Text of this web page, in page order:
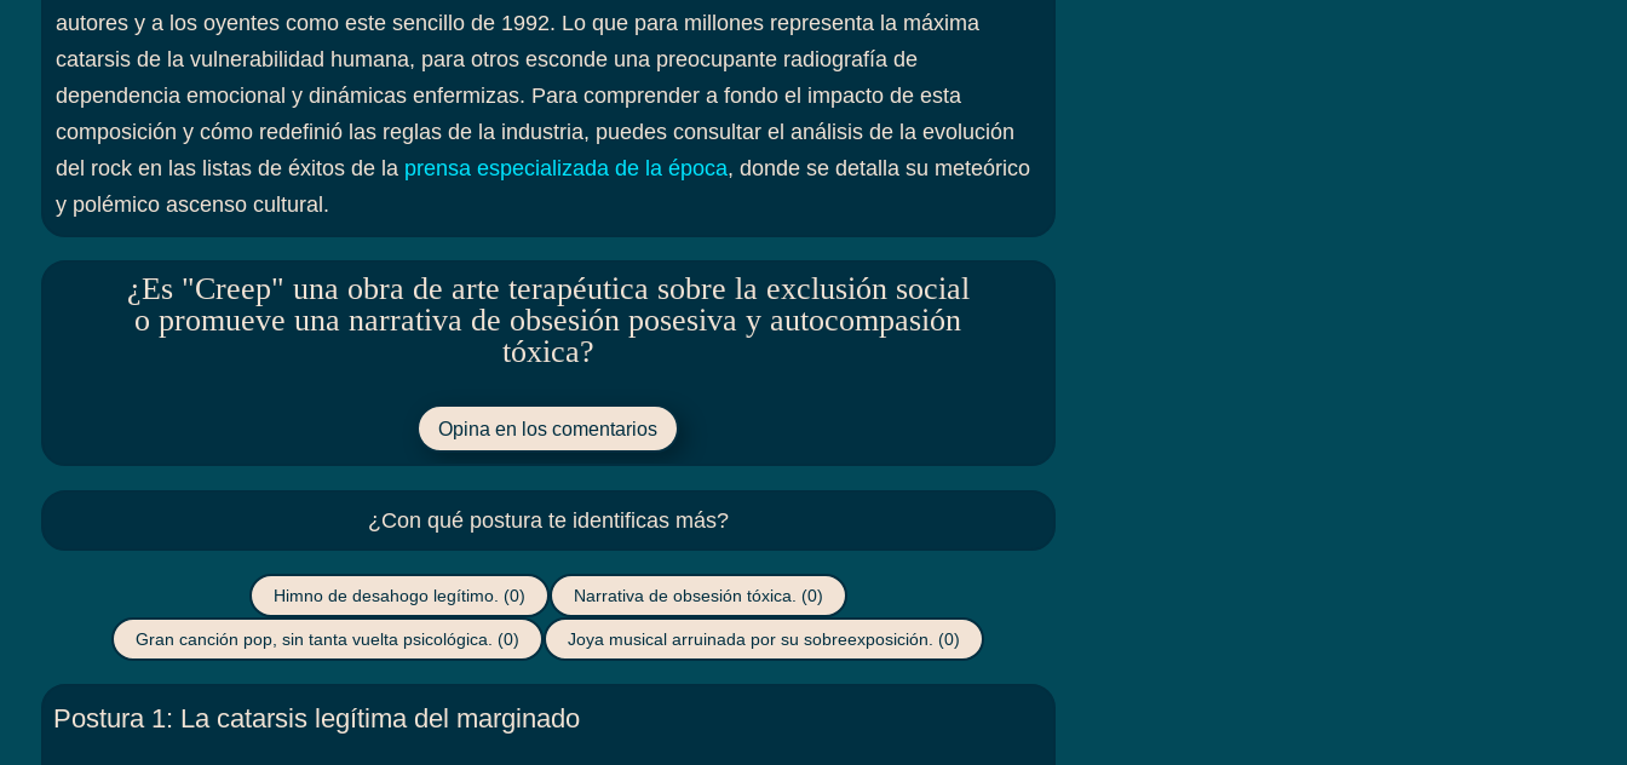
autores y a los oyentes como este sencillo de 1992. Lo que para millones representa la máxima
catarsis de la vulnerabilidad humana, para otros esconde una preocupante radiografía de
dependencia emocional y dinámicas enfermizas. Para comprender a fondo el impacto de esta
composición y cómo redefinió las reglas de la industria, puedes consultar el análisis de la evolución
del rock en las listas de éxitos de la prensa especializada de la época, donde se detalla su meteórico
y polémico ascenso cultural.
¿Es "Creep" una obra de arte terapéutica sobre la exclusión social
o promueve una narrativa de obsesión posesiva y autocompasión
tóxica?
Opina en los comentarios
¿Con qué postura te identificas más?
Himno de desahogo legítimo. (0) Narrativa de obsesión tóxica. (0)
Gran canción pop, sin tanta vuelta psicológica.(0) Joya musical arruinada por su sobreexposición.(0)
Postura 1: La catarsis legítima del marginado